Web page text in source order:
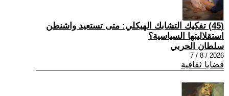
(45) تفكيك التشابك الهيكلي: متى تستعيد واشنطن
استقلاليتها السياسية؟
سلطان الحربي
2026 / 8 / 7
قضايا ثقافية